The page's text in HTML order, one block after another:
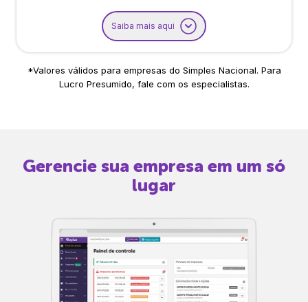
Saiba mais aqui
*Valores válidos para empresas do Simples Nacional. Para
Lucro Presumido, fale com os especialistas.
Gerencie sua empresa em um só
lugar